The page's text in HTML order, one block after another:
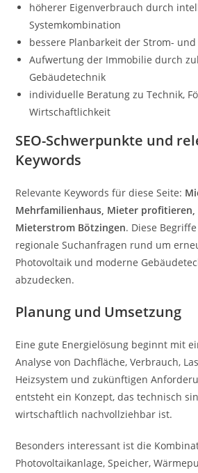
höherer Eigenverbrauch durch
Systemkombination
bessere Planbarkeit der Strom-
Aufwertung der Immobilie durch
Gebäudetechnik
individuelle Beratung zu Technik,
Wirtschaftlichkeit
SEO-Schwerpunkte und
Keywords
Relevante Keywords für diese Seite:
Mehrfamilienhaus, Mieter profitieren,
Mieterstrom Bötzingen. Diese
regionale Suchanfragen rund um
Photovoltaik und moderne
abzudecken.
Planung und Umsetzung
Eine gute Energielösung beginnt mit
Analyse von Dachfläche, Verbrauch,
Heizsystem und zukünftigen
entsteht ein Konzept, das technisch
wirtschaftlich nachvollziehbar ist.
Besonders interessant ist die
Photovoltaikanlage, Speicher,